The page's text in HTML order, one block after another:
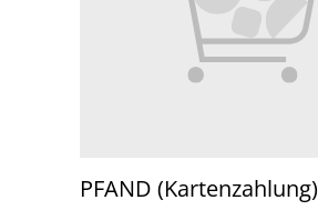
PFAND (Kartenzahlung)